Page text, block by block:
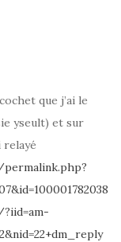
que j’ai le
yseult) et sur
relayé